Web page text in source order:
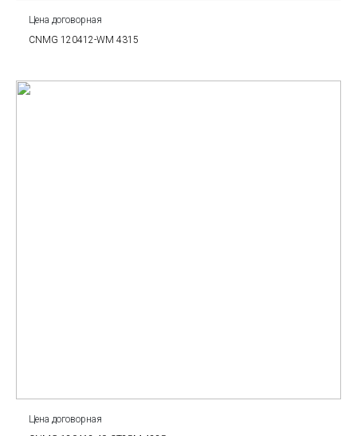
Цена договорная
CNMG 120412-WM 4315
Цена договорная